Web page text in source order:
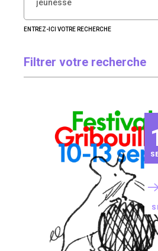
RECHERCHER :
ENTREZ-ICI VOTRE RECHERCHE
Filtrer votre recherche